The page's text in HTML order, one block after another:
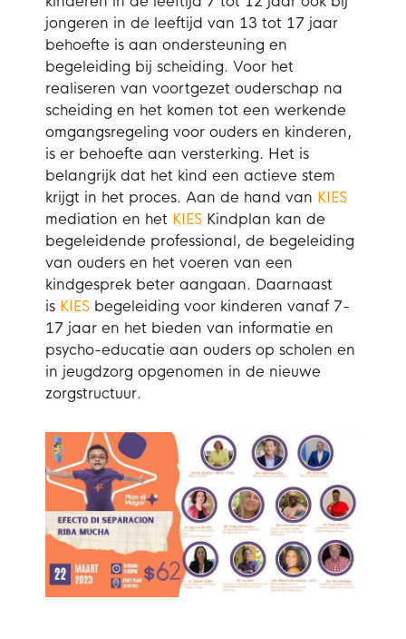
jongeren in de leeftijd van 13 tot 17 jaar
behoefte is aan ondersteuning en
begeleiding bij scheiding. Voor het
realiseren van voortgezet ouderschap na
scheiding en het komen tot een werkende
omgangsregeling voor ouders en kinderen,
is er behoefte aan versterking. Het is
belangrijk dat het kind een actieve stem
krijgt in het proces. Aan de hand van KIES
mediation en het KIES Kindplan kan de
begeleidende professional, de begeleiding
van ouders en het voeren van een
kindgesprek beter aangaan. Daarnaast
is KIES begeleiding voor kinderen vanaf 7-
17 jaar en het bieden van informatie en
psycho-educatie aan ouders op scholen en
in jeugdzorg opgenomen in de nieuwe
zorgstructuur.